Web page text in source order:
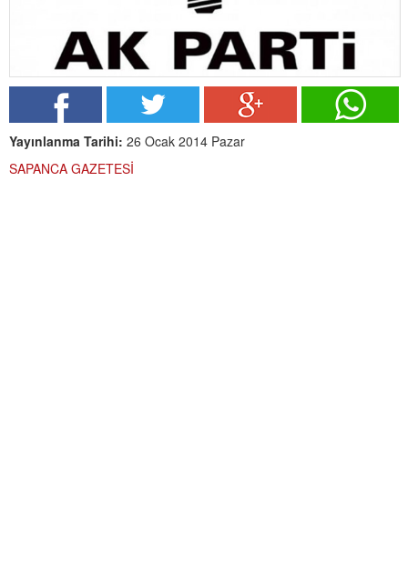
Yayınlanma Tarihi: 26 Ocak 2014 Pazar
SAPANCA GAZETESİ